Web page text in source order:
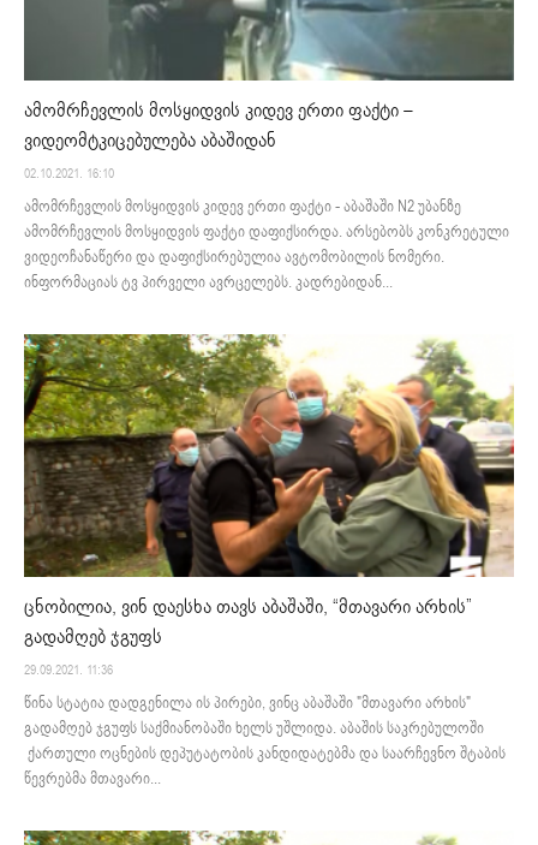
ამომრჩევლის მოსყიდვის კიდევ ერთი ფაქტი –
ვიდეომტკიცებულება აბაშიდან
02.10.2021. 16:10
ამომრჩევლის მოსყიდვის კიდევ ერთი ფაქტი - აბაშაში N2 უბანზე
ამომრჩევლის მოსყიდვის ფაქტი დაფიქსირდა. არსებობს კონკრეტული
ვიდეოჩანაწერი და დაფიქსირებულია ავტომობილის ნომერი.
ინფორმაციას ტვ პირველი ავრცელებს. კადრებიდან...
ცნობილია, ვინ დაესხა თავს აბაშაში, “მთავარი არხის”
გადამღებ ჯგუფს
29.09.2021. 11:36
წინა სტატია დადგენილა ის პირები, ვინც აბაშაში "მთავარი არხის"
გადამღებ ჯგუფს საქმიანობაში ხელს უშლიდა. აბაშის საკრებულოში
ქართული ოცნების დეპუტატობის კანდიდატებმა და საარჩევნო შტაბის
წევრებმა მთავარი...